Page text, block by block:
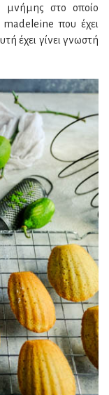
μνήμης στο οποίο
που έχει
έχει γίνει γνωστή